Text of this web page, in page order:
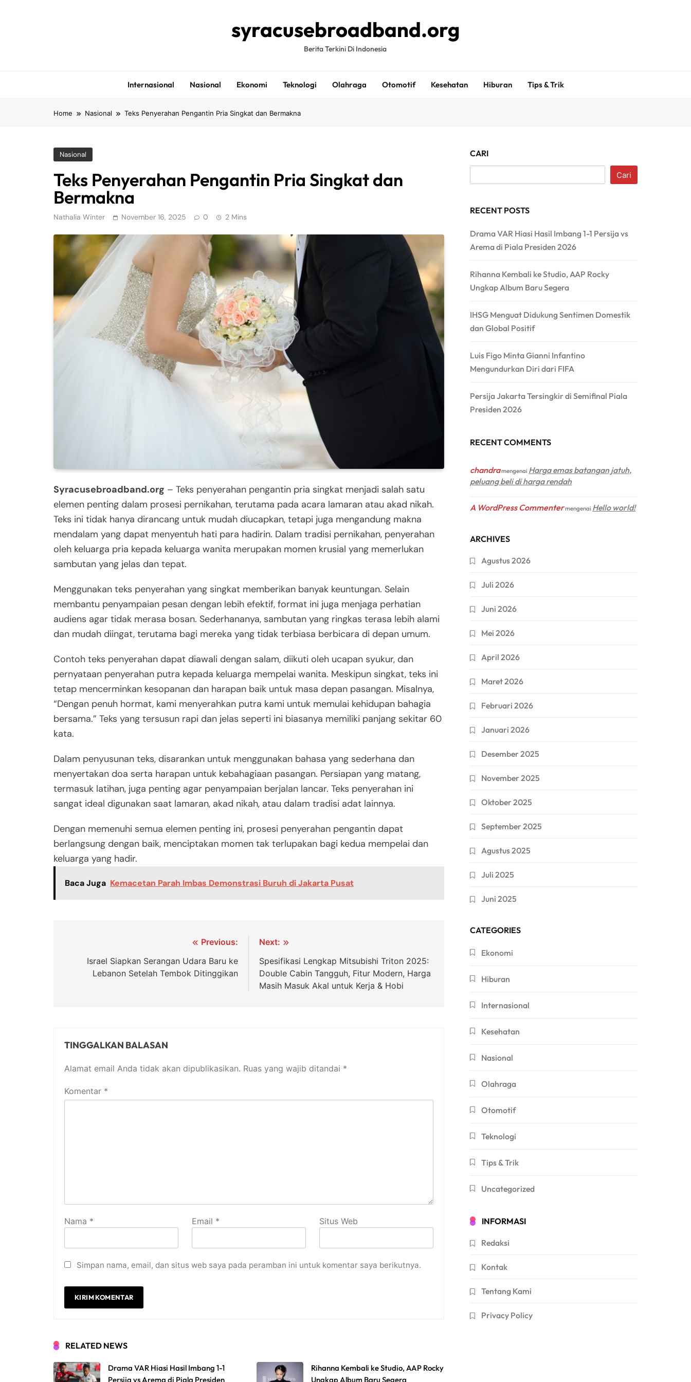
syracusebroadband.org
Berita Terkini Di Indonesia
Internasional Nasional Ekonomi Teknologi Olahraga Otomotif Kesehatan Hiburan Tips & Trik
Home Nasional Teks Penyerahan Pengantin Pria Singkat dan Bermakna
Nasional
Teks Penyerahan Pengantin Pria Singkat dan
Bermakna
Nathalia Winter November 16, 2025 0 2 Mins
Syracusebroadband.org – Teks penyerahan pengantin pria singkat menjadi salah satu
elemen penting dalam prosesi pernikahan, terutama pada acara lamaran atau akad nikah.
Teks ini tidak hanya dirancang untuk mudah diucapkan, tetapi juga mengandung makna
mendalam yang dapat menyentuh hati para hadirin. Dalam tradisi pernikahan, penyerahan
oleh keluarga pria kepada keluarga wanita merupakan momen krusial yang memerlukan
sambutan yang jelas dan tepat.
Menggunakan teks penyerahan yang singkat memberikan banyak keuntungan. Selain
membantu penyampaian pesan dengan lebih efektif, format ini juga menjaga perhatian
audiens agar tidak merasa bosan. Sederhananya, sambutan yang ringkas terasa lebih alami
dan mudah diingat, terutama bagi mereka yang tidak terbiasa berbicara di depan umum.
Contoh teks penyerahan dapat diawali dengan salam, diikuti oleh ucapan syukur, dan
pernyataan penyerahan putra kepada keluarga mempelai wanita. Meskipun singkat, teks ini
tetap mencerminkan kesopanan dan harapan baik untuk masa depan pasangan. Misalnya,
“Dengan penuh hormat, kami menyerahkan putra kami untuk memulai kehidupan bahagia
bersama.” Teks yang tersusun rapi dan jelas seperti ini biasanya memiliki panjang sekitar 60
kata.
Dalam penyusunan teks, disarankan untuk menggunakan bahasa yang sederhana dan
menyertakan doa serta harapan untuk kebahagiaan pasangan. Persiapan yang matang,
termasuk latihan, juga penting agar penyampaian berjalan lancar. Teks penyerahan ini
sangat ideal digunakan saat lamaran, akad nikah, atau dalam tradisi adat lainnya.
Dengan memenuhi semua elemen penting ini, prosesi penyerahan pengantin dapat
berlangsung dengan baik, menciptakan momen tak terlupakan bagi kedua mempelai dan
keluarga yang hadir.
Baca Juga Kemacetan Parah Imbas Demonstrasi Buruh di Jakarta Pusat
Previous:
Israel Siapkan Serangan Udara Baru ke
Lebanon Setelah Tembok Ditinggikan
Next:
Spesifikasi Lengkap Mitsubishi Triton 2025:
Double Cabin Tangguh, Fitur Modern, Harga
Masih Masuk Akal untuk Kerja & Hobi
TINGGALKAN BALASAN
Alamat email Anda tidak akan dipublikasikan. Ruas yang wajib ditandai *
Komentar *
Nama * Email * Situs Web
Simpan nama, email, dan situs web saya pada peramban ini untuk komentar saya berikutnya.
RELATED NEWS
Drama VAR Hiasi Hasil Imbang 1-1
Persija vs Arema di Piala Presiden
Rihanna Kembali ke Studio, AAP Rocky
Ungkap Album Baru Segera
CARI
Cari
RECENT POSTS
Drama VAR Hiasi Hasil Imbang 1-1 Persija vs
Arema di Piala Presiden 2026
Rihanna Kembali ke Studio, AAP Rocky
Ungkap Album Baru Segera
IHSG Menguat Didukung Sentimen Domestik
dan Global Positif
Luis Figo Minta Gianni Infantino
Mengundurkan Diri dari FIFA
Persija Jakarta Tersingkir di Semifinal Piala
Presiden 2026
RECENT COMMENTS
chandramengenai Harga emas batangan jatuh,
peluang beli di harga rendah
A WordPress Commentermengenai Hello world!
ARCHIVES
Agustus 2026
Juli 2026
Juni 2026
Mei 2026
April 2026
Maret 2026
Februari 2026
Januari 2026
Desember 2025
November 2025
Oktober 2025
September 2025
Agustus 2025
Juli 2025
Juni 2025
CATEGORIES
Ekonomi
Hiburan
Internasional
Kesehatan
Nasional
Olahraga
Otomotif
Teknologi
Tips & Trik
Uncategorized
INFORMASI
Redaksi
Kontak
Tentang Kami
Privacy Policy